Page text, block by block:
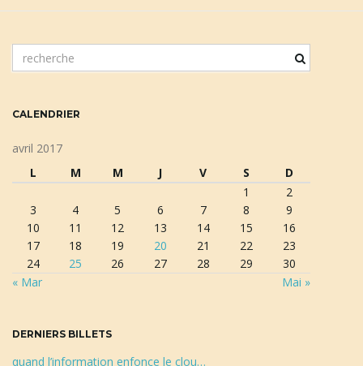
o
r
e
CALENDRIER
avril 2017
L
M M J V S D
« Mar Mai »
1
2
3
4 5 6 7 8
9
10
11 12 13 14 15
16
17
18 19 20 21 22
23
24
25 26 27 28 29 30
DERNIERS BILLETS
quand l’information enfonce le clou…